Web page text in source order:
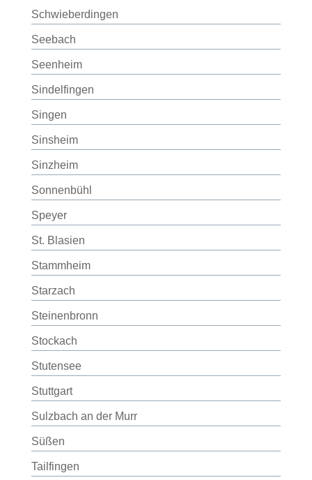
Schwieberdingen
Seebach
Seenheim
Sindelfingen
Singen
Sinsheim
Sinzheim
Sonnenbühl
Speyer
St. Blasien
Stammheim
Starzach
Steinenbronn
Stockach
Stutensee
Stuttgart
Sulzbach an der Murr
Süßen
Tailfingen